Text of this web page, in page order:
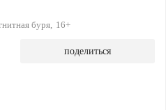
буря 16+
поделиться